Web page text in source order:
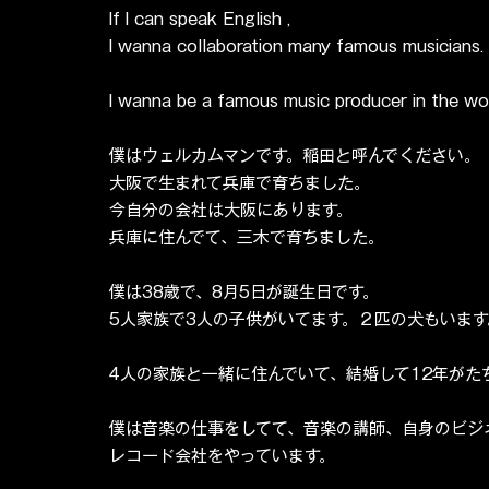
If I can speak English ,
I wanna collaboration many famous musicians.
I wanna be a famous music producer in the
僕はウェルカムマンです。稲田と呼んでください。
大阪で生まれて兵庫で育ちました。
今自分の会社は大阪にあります。
兵庫に住んでて、三木で育ちました。
僕は38歳で、8月5日が誕生日です。
5人家族で3人の子供がいてます。２匹の犬もいます
4人の家族と一緒に住んでいて、結婚して12年がた
僕は音楽の仕事をしてて、音楽の講師、自身のビジ
レコード会社をやっています。